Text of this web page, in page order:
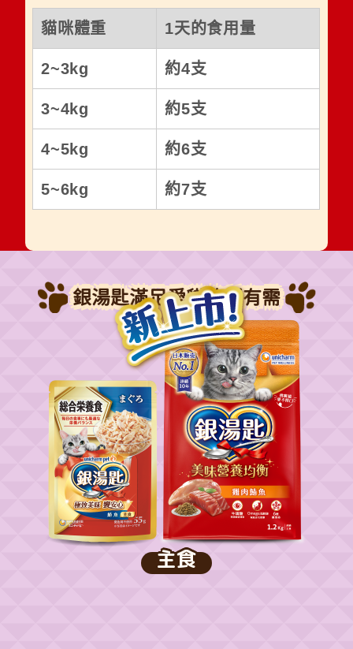
貓咪體重 1天的食用量
2~3kg 約4支
3~4kg 約5支
4~5kg 約6支
5~6kg 約7支
銀湯匙滿足愛貓的所有需
求
主食